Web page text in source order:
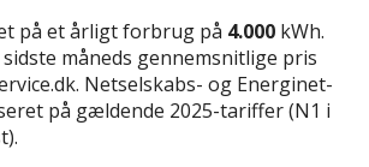
på et årligt forbrug på 4.000 kWh.
måneds gennemsnitlige pris
Netselskabs- og Energinet-
på gældende 2025-tariffer (N1 i